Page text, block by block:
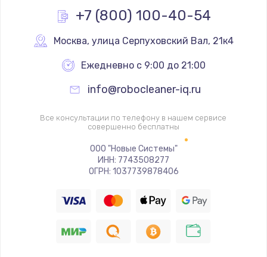
+7 (800) 100-40-54
Москва, улица Серпуховский Вал, 21к4
Ежедневно с 9:00 до 21:00
info@robocleaner-iq.ru
Все консультации по телефону в нашем сервисе
совершенно бесплатны
ООО "Новые Системы"
ИНН: 7743508277
ОГРН: 1037739878406